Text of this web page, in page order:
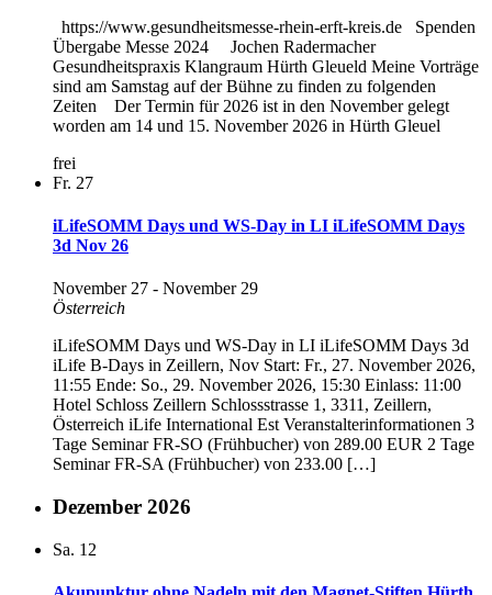
https://www.gesundheitsmesse-rhein-erft-kreis.de Spenden
Übergabe Messe 2024 Jochen Radermacher
Gesundheitspraxis Klangraum Hürth Gleueld Meine Vorträge
sind am Samstag auf der Bühne zu finden zu folgenden
Zeiten Der Termin für 2026 ist in den November gelegt
worden am 14 und 15. November 2026 in Hürth Gleuel
frei
Fr. 27
iLifeSOMM Days und WS-Day in LI iLifeSOMM Days
3d Nov 26
November 27 - November 29
Österreich
iLifeSOMM Days und WS-Day in LI iLifeSOMM Days 3d
iLife B-Days in Zeillern, Nov Start: Fr., 27. November 2026,
11:55 Ende: So., 29. November 2026, 15:30 Einlass: 11:00
Hotel Schloss Zeillern Schlossstrasse 1, 3311, Zeillern,
Österreich iLife International Est Veranstalterinformationen 3
Tage Seminar FR-SO (Frühbucher) von 289.00 EUR 2 Tage
Seminar FR-SA (Frühbucher) von 233.00 […]
Dezember 2026
Sa. 12